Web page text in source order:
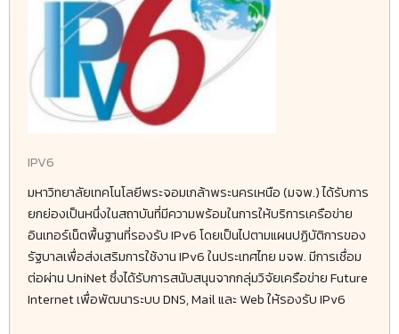
IPV6
มหาวิทยาลัยเทคโนโลยีพระจอมเกล้าพระนครเหนือ (มจพ.) ได้รับการ
ยกย่องเป็นหนึ่งในสถาบันที่มีความพร้อมในการให้บริการเครือข่าย
อินเทอร์เน็ตพื้นฐานที่รองรับ IPv6 โดยเป็นไปตามแผนปฏิบัติการของ
รัฐบาลเพื่อส่งเสริมการใช้งาน IPv6 ในประเทศไทย มจพ. มีการเชื่อม
ต่อผ่าน UniNet ซึ่งได้รับการสนับสนุนจากกลุ่มวิจัยเครือข่าย Future
Internet เพื่อพัฒนาระบบ DNS, Mail และ Web ให้รองรับ IPv6